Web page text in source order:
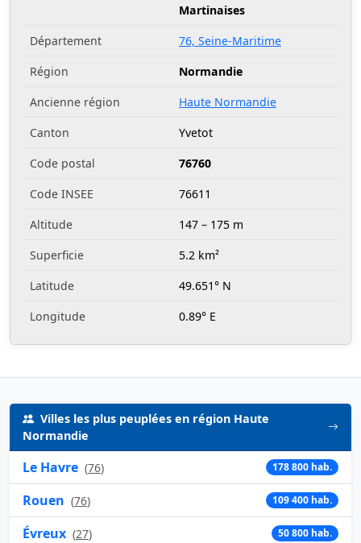
Martinaises
Département
76, Seine-Maritime
Région
Normandie
Ancienne région
Haute Normandie
Canton
Yvetot
Code postal
76760
Code INSEE
76611
Altitude
147 – 175 m
Superficie
5.2 km²
Latitude
49.651° N
Longitude
0.89° E
Villes les plus peuplées en région Haute
Normandie
Le Havre (76) 178 800 hab.
Rouen (76) 109 400 hab.
Évreux (27) 50 800 hab.